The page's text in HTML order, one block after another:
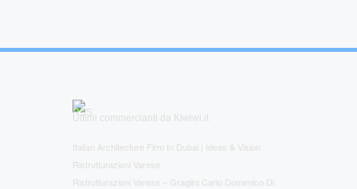
Ultimi commercianti da Kiwiwi.it
Italian Architecture Firm In Dubai | Ideas & Vision
Ristrutturazioni Varese
Ristrutturazioni Varese – Graglini Carlo Domenico Di